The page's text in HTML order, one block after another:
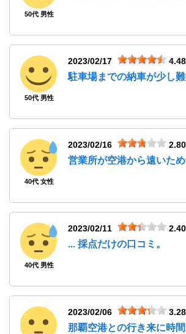
50代 男性
50代 男性
2023/02/17 4.48
駐車場までの納車が少し難
40代 女性
2023/02/16 2.80
営業所が空港から遠いた
40代 男性
2023/02/11 2.40
... 採点だけの口コミ。
2023/02/06 3.28
那覇空港との行き来に時